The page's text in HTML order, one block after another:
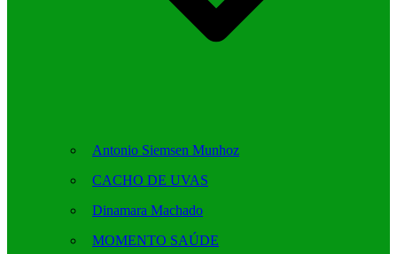
Antonio Siemsen Munhoz
CACHO DE UVAS
Dinamara Machado
MOMENTO SAÚDE